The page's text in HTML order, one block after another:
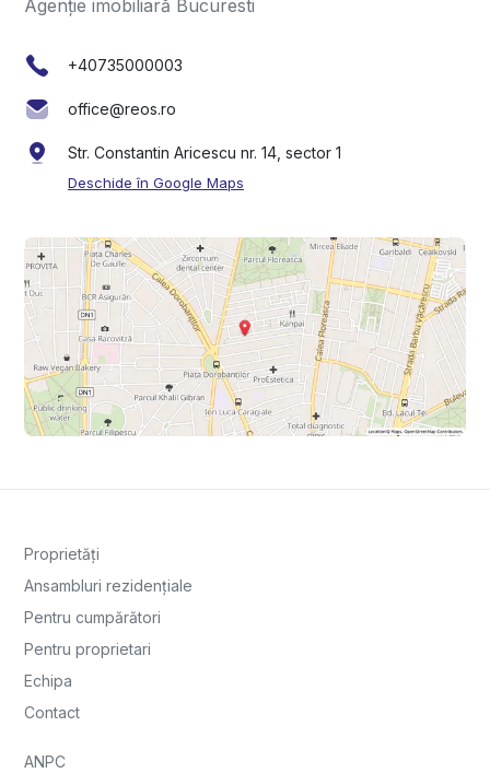
Agenție imobiliară Bucuresti
+40735000003
office@reos.ro
Str. Constantin Aricescu nr. 14, sector 1
Deschide în Google Maps
Proprietăți
Ansambluri rezidențiale
Pentru cumpărători
Pentru proprietari
Echipa
Contact
ANPC